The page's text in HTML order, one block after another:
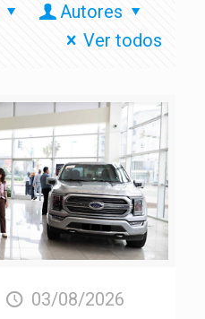
Autores
Ver todos
03/08/2026